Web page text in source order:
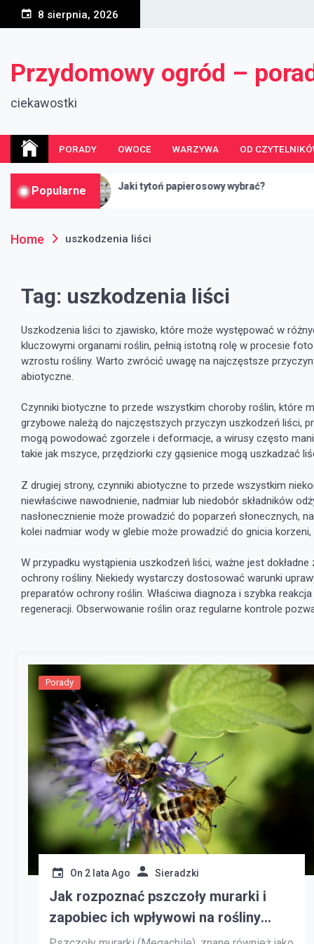
8 sierpnia, 2026
Przydomowy ogród –
ciekawostki
PORADY OWOCE WARZYWA OD
Popularne
Jaki tytoń papierosowy wybrać?
Home uszkodzenia liści
Tag: uszkodzenia liści
Uszkodzenia liści to zjawisko, które może występować w
kluczowymi organami roślin, pełnią istotną rolę w procesie
wzrostu rośliny. Warto zwrócić uwagę na najczęstsze
abiotyczne.
Czynniki biotyczne to przede wszystkim choroby roślin, które
grzybowe należą do najczęstszych przyczyn uszkodzeń liści,
mogą powodować zgorzele i deformacje, a wirusy często
takie jak mszyce, przędziorki czy gąsienice mogą uszkadzać
Z drugiej strony, czynniki abiotyczne to przede wszystkim
niewłaściwe nawodnienie, nadmiar lub niedobór składników
nasłonecznienie może prowadzić do poparzeń słonecznych,
kolei nadmiar wody w glebie może prowadzić do gnicia
W przypadku wystąpienia uszkodzeń liści, ważne jest
ochrony rośliny. Niekiedy wystarczy dostosować warunki
preparatów ochrony roślin. Właściwa diagnoza i szybka
regeneracji. Obserwowanie roślin oraz regularne kontrole
Porady
On 2 lata Ago Sieradzki
Jak rozpoznać pszczoły murarki i
zapobiec ich wpływowi na rośliny
ogrodowe?